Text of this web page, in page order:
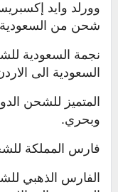
وورلد وايد
شحن من السعودية
نجمة السعودية
السعودية الى
المتميز للشحن
وبحري.
فارس المملكة
الفارس الذهبي